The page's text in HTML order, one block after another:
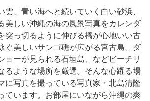
雲、青い海へと続いていく白い砂浜、
美しい沖縄の海の風景写真をカレンダ
突っ切るように伸びる橋が心地いい古
ぐ美しいサンゴ礁が広がる宮古島、ダ
ョーが見られる石垣島、などビーチリ
るような場所を厳選。そんな心躍る場
に写真を撮っている写真家・北島清隆
ています。お部屋にいながら沖縄の爽